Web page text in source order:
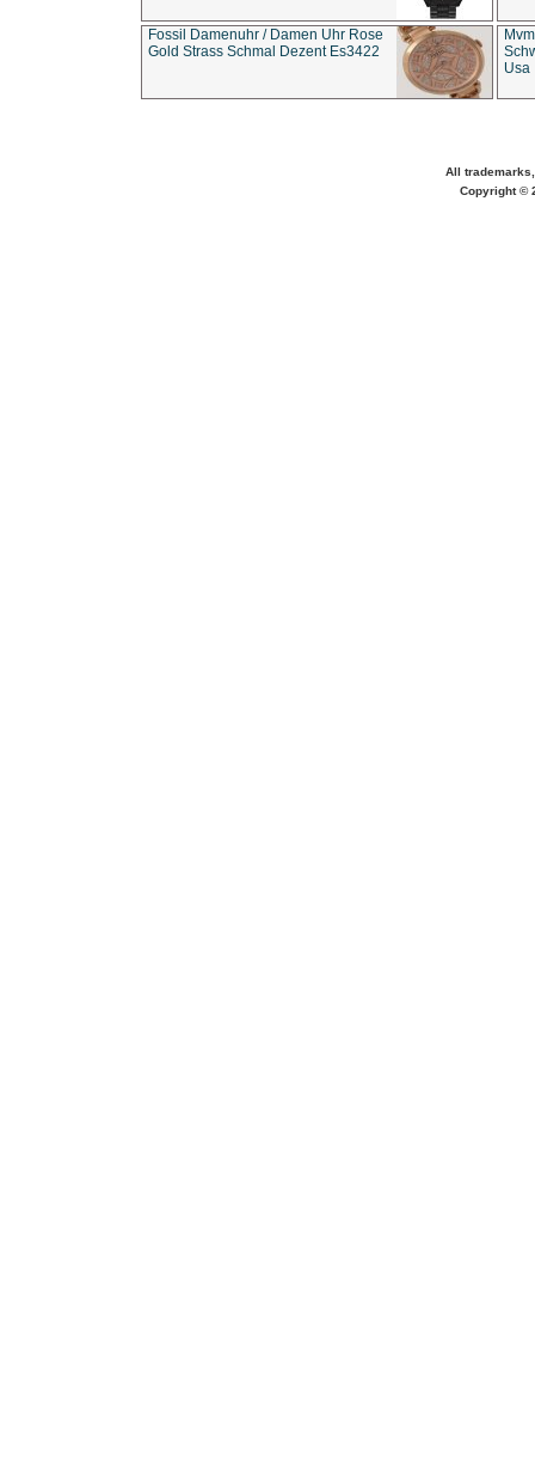
Fossil Damenuhr / Damen Uhr Rose
Gold Strass Schmal Dezent Es3422
Usa
All
Copyright ©